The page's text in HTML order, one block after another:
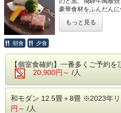
3．粉ミルクを3
4．オムツ専用
7．哺乳瓶消毒
8．消毒用に
9．赤ちゃん専
10．料亭旅館の
ます。
■ご夕食
当館オリジナル創作
【お客様へ質問事項
妊婦さんで避けてい
けください。
うか？
※NGの場合は、料理
豪華食材をふんだん
■ご夕食 ～夏の雅会席～
（お献立 一例）
焚合せ 活鱧柳川
焼 物 のど黒柚庵焼
台 物 飛騨牛肉陶板
御食事 季節の釜飯御
もっと見る
朝食 夕食
【個室食確約】一番多くご予約
20,900円～ /人
和モダン 12.5畳＋8畳 ※2023年
円～ /人